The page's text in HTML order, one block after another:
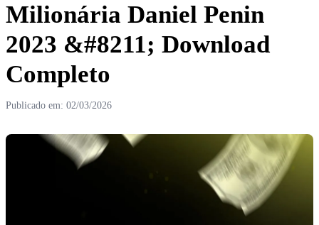
Milionária Daniel Penin
2023 &#8211; Download
Completo
Publicado em: 02/03/2026